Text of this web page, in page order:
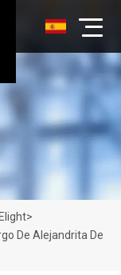
>
De Alejandrita De